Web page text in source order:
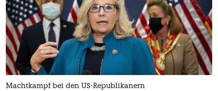
Machtkampf bei den US-Republikanern